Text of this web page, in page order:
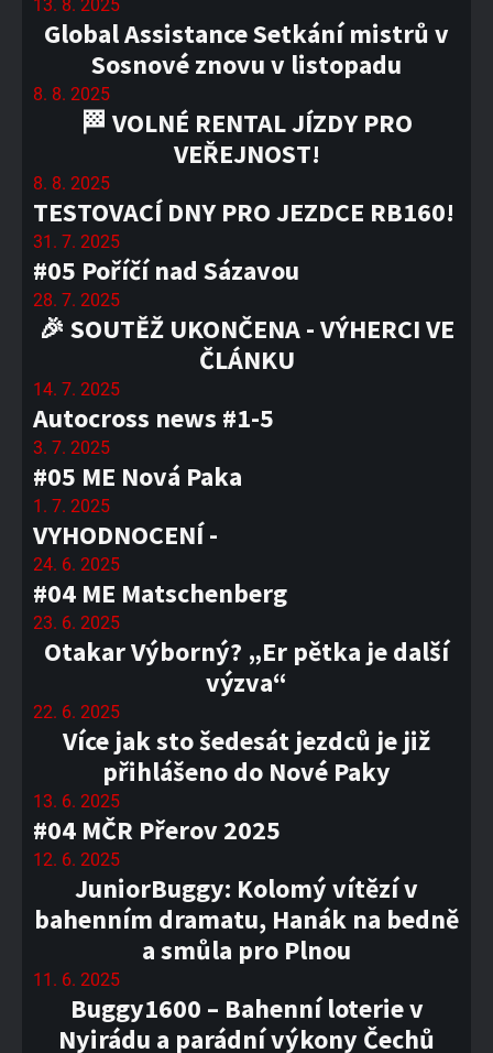
13. 8. 2025
Global Assistance Setkání mistrů v
Sosnové znovu v listopadu
8. 8. 2025
🏁 VOLNÉ RENTAL JÍZDY PRO
VEŘEJNOST!
8. 8. 2025
TESTOVACÍ DNY PRO JEZDCE RB160!
31. 7. 2025
#05 Poříčí nad Sázavou
28. 7. 2025
🎉 SOUTĚŽ UKONČENA - VÝHERCI VE
ČLÁNKU
14. 7. 2025
Autocross news #1-5
3. 7. 2025
#05 ME Nová Paka
1. 7. 2025
VYHODNOCENÍ -
24. 6. 2025
#04 ME Matschenberg
23. 6. 2025
Otakar Výborný? „Er pětka je další
výzva“
22. 6. 2025
Více jak sto šedesát jezdců je již
přihlášeno do Nové Paky
13. 6. 2025
#04 MČR Přerov 2025
12. 6. 2025
JuniorBuggy: Kolomý vítězí v
bahenním dramatu, Hanák na bedně
a smůla pro Plnou
11. 6. 2025
Buggy1600 – Bahenní loterie v
Nyirádu a parádní výkony Čechů